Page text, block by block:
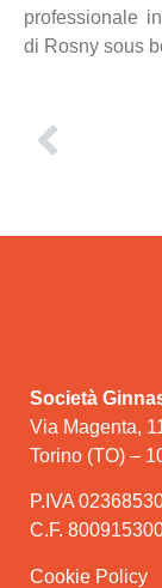
professionale
di Rosny sous
Società
Via Magenta,
Torino (TO) –
P.IVA
C.F.
Cookie Policy